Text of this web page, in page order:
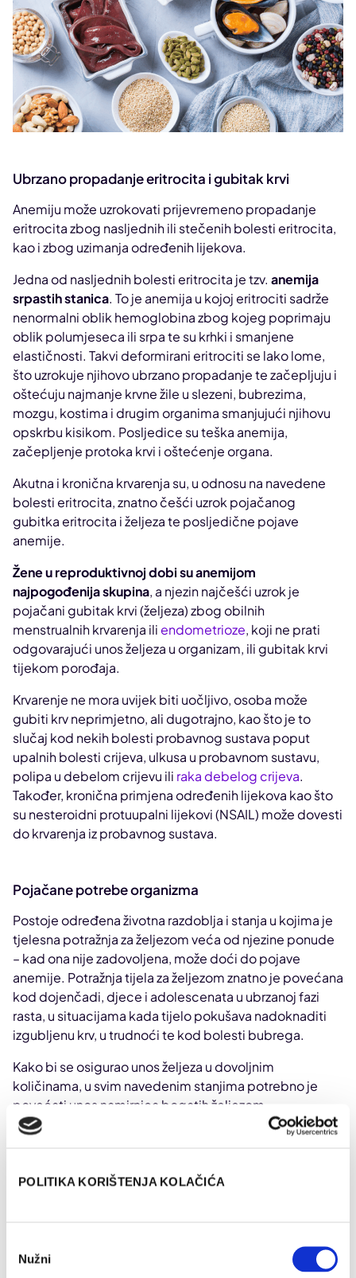
POLITIKA KORIŠTENJA KOLAČIĆA
pristanka
Nužni
Ubrzano propadanje eritrocita i gubitak krvi
Anemiju može uzrokovati prijevremeno propadanje
eritrocita zbog nasljednih ili stečenih bolesti eritrocita,
kao i zbog uzimanja određenih lijekova.
Jedna od nasljednih bolesti eritrocita je tzv. anemija
srpastih stanica. To je anemija u kojoj eritrociti sadrže
nenormalni oblik hemoglobina zbog kojeg poprimaju
oblik polumjeseca ili srpa te su krhki i smanjene
elastičnosti. Takvi deformirani eritrociti se lako lome,
što uzrokuje njihovo ubrzano propadanje te začepljuju i
oštećuju najmanje krvne žile u slezeni, bubrezima,
mozgu, kostima i drugim organima smanjujući njihovu
opskrbu kisikom. Posljedice su teška anemija,
začepljenje protoka krvi i oštećenje organa.
Akutna i kronična krvarenja su, u odnosu na navedene
bolesti eritrocita, znatno češći uzrok pojačanog
gubitka eritrocita i željeza te posljedične pojave
anemije.
Žene u reproduktivnoj dobi su anemijom
najpogođenija skupina, a njezin najčešći uzrok je
pojačani gubitak krvi (željeza) zbog obilnih
menstrualnih krvarenja iliendometrioze, koji ne prati
odgovarajući unos željeza u organizam, ili gubitak krvi
tijekom porođaja.
Krvarenje ne mora uvijek biti uočljivo, osoba može
gubiti krv neprimjetno, ali dugotrajno, kao što je to
slučaj kod nekih bolesti probavnog sustava poput
upalnih bolesti crijeva, ulkusa u probavnom sustavu,
polipa u debelom crijevu ili raka debelog crijeva.
Također, kronična primjena određenih lijekova kao što
su nesteroidni protuupalni lijekovi (NSAIL) može dovesti
do krvarenja iz probavnog sustava.
Pojačane potrebe organizma
Postoje određena životna razdoblja i stanja u kojima je
tjelesna potražnja za željezom veća od njezine ponude
– kad ona nije zadovoljena, može doći do pojave
anemije. Potražnja tijela za željezom znatno je povećana
kod dojenčadi, djece i adolescenata u ubrzanoj fazi
rasta, u situacijama kada tijelo pokušava nadoknaditi
izgubljenu krv, u trudnoći te kod bolesti bubrega.
Kako bi se osigurao unos željeza u dovoljnim
količinama, u svim navedenim stanjima potrebno je
povećati unos namirnica bogatih željezom.
Simptomi anemije odnosno nedostatka željeza mogu
Society of Hematology), većina ljudi nije svjesna da
ima blagu anemiju sve dok ne obave rutinsko
testiranje